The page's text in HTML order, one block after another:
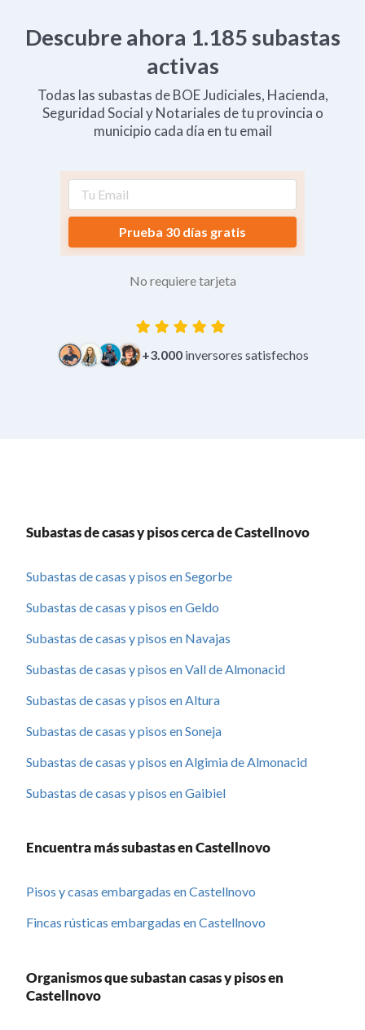
Descubre ahora 1.185 subastas
activas
Todas las subastas de BOE Judiciales, Hacienda,
Seguridad Social y Notariales de tu provincia o
municipio cada día en tu email
Prueba 30 días gratis
No requiere tarjeta
+3.000inversores satisfechos
Subastas de casas y pisos cerca de Castellnovo
Subastas de casas y pisos en Segorbe
Subastas de casas y pisos en Geldo
Subastas de casas y pisos en Navajas
Subastas de casas y pisos en Vall de Almonacid
Subastas de casas y pisos en Altura
Subastas de casas y pisos en Soneja
Subastas de casas y pisos en Algimia de Almonacid
Subastas de casas y pisos en Gaibiel
Encuentra más subastas en Castellnovo
Pisos y casas embargadas en Castellnovo
Fincas rústicas embargadas en Castellnovo
Organismos que subastan casas y pisos en
Castellnovo